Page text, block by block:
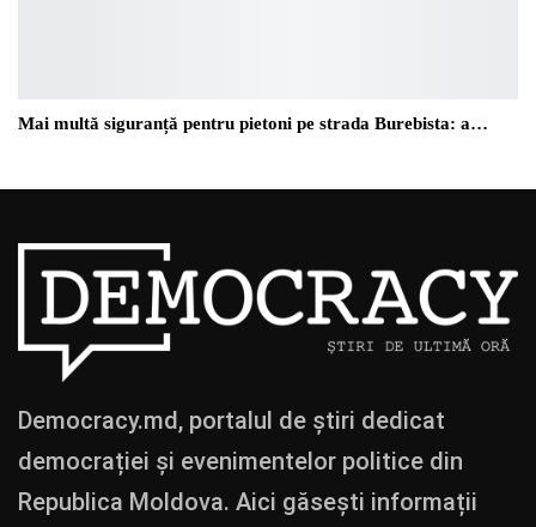
Mai multă siguranță pentru pietoni pe strada Burebista: a…
Democracy.md, portalul de știri dedicat
democrației și evenimentelor politice din
Republica Moldova. Aici găsești informații